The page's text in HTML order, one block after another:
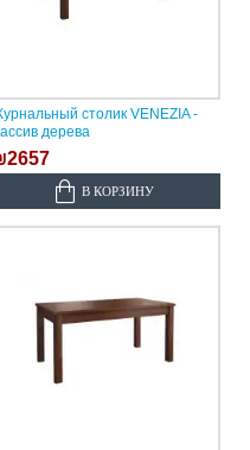
столик VENEZIA -
дерева
В КОРЗИНУ